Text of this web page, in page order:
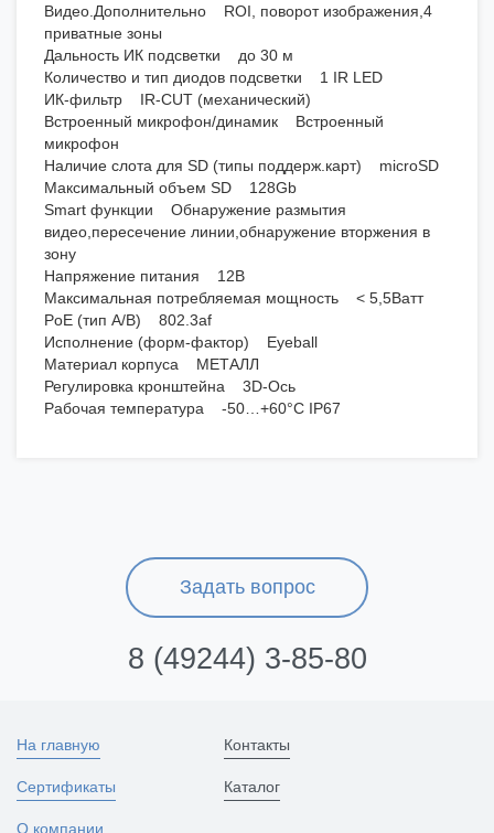
Видео.Дополнительно ROI, поворот изображения,4
приватные зоны
Дальность ИК подсветки до 30 м
Количество и тип диодов подсветки 1 IR LED
ИК-фильтр IR-CUT (механический)
Встроенный микрофон/динамик Встроенный
микрофон
Наличие слота для SD (типы поддерж.карт) microSD
Максимальный объем SD 128Gb
Smart функции Обнаружение размытия
видео,пересечение линии,обнаружение вторжения в
зону
Напряжение питания 12В
Максимальная потребляемая мощность < 5,5Ватт
PoE (тип А/B) 802.3af
Исполнение (форм-фактор) Eyeball
Материал корпуса МЕТАЛЛ
Регулировка кронштейна 3D-Ось
Рабочая температура -50…+60°С IP67
Задать вопрос
8 (49244) 3-85-80
На главную
Сертификаты
О компании
Контакты
Каталог